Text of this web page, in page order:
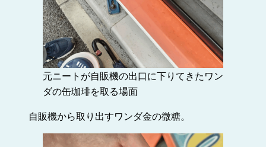
元ニートが自販機の出口に下りてきたワン
ダの缶珈琲を取る場面
自販機から取り出すワンダ金の微糖。